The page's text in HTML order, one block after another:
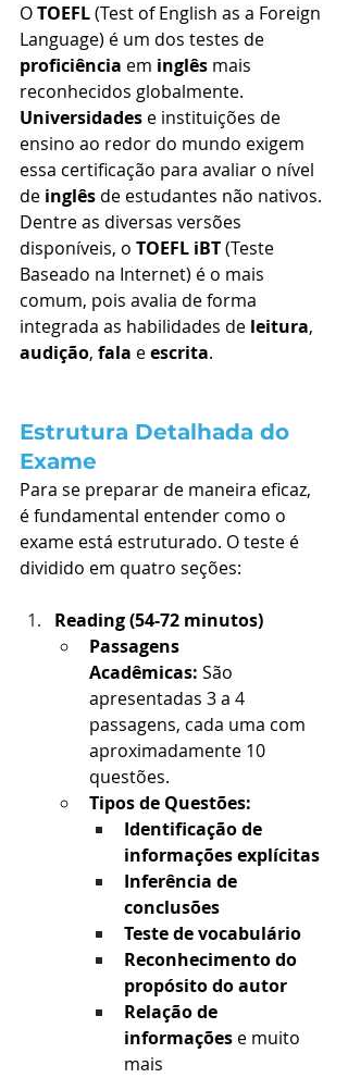
O TOEFL (Test of English as a Foreign
Language) é um dos testes de
proficiência em inglês mais
reconhecidos globalmente.
Universidades e instituições de
ensino ao redor do mundo exigem
essa certificação para avaliar o nível
de inglês de estudantes não nativos.
Dentre as diversas versões
disponíveis, o TOEFL iBT (Teste
Baseado na Internet) é o mais
comum, pois avalia de forma
integrada as habilidades de leitura,
audição, fala e escrita.
Estrutura Detalhada do
Exame
Para se preparar de maneira eficaz,
é fundamental entender como o
exame está estruturado. O teste é
dividido em quatro seções:
Reading (54-72 minutos)
Passagens
Acadêmicas: São
apresentadas 3 a 4
passagens, cada uma com
aproximadamente 10
questões.
Tipos de Questões:
Identificação de
informações explícitas
Inferência de
conclusões
Teste de vocabulário
Reconhecimento do
propósito do autor
Relação de
informações e muito
mais